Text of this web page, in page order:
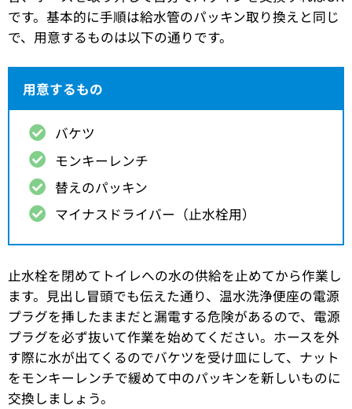
です。基本的に手順は給水管のパッキン取り換えと同じ
で、用意するものは以下の通りです。
用意するもの
バケツ
モンキーレンチ
替えのパッキン
マイナスドライバー（止水栓用）
止水栓を閉めてトイレへの水の供給を止めてから作業し
ます。見出し冒頭でも伝えた通り、温水洗浄便座の電源
プラグを挿したままだと漏電する危険があるので、電源
プラグを必ず抜いて作業を始めてください。ホースを外
す際に水が出てくるのでバケツを受け皿にして、ナット
をモンキーレンチで緩めて中のパッキンを新しいものに
交換しましょう。